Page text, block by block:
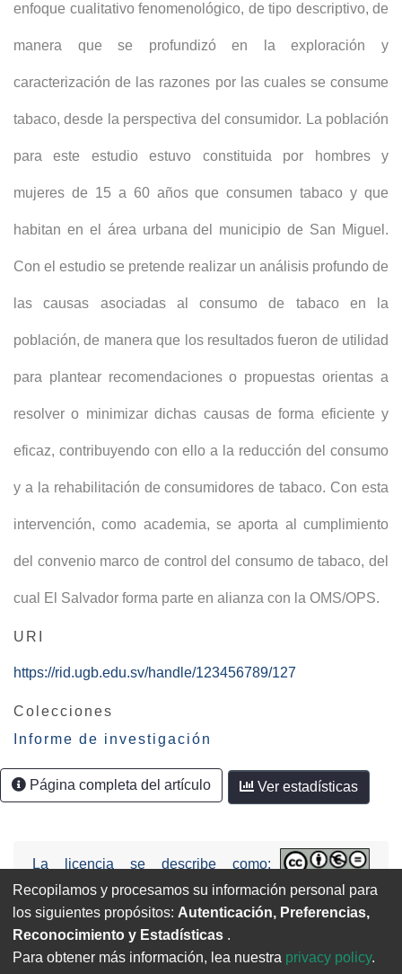
enfoque cualitativo fenomenológico, de tipo descriptivo, de
manera que se profundizó en la exploración y
caracterización de las razones por las cuales se consume
tabaco, desde la perspectiva del consumidor. La población
para este estudio estuvo constituida por hombres y
mujeres de 15 a 60 años que consumen tabaco y que
habitan en el área urbana del municipio de San Miguel.
Con el estudio se pretende realizar un análisis profundo de
las causas asociadas al consumo de tabaco en la
población, de manera que los resultados fueron de utilidad
para plantear recomendaciones o propuestas orientas a
resolver o minimizar dichas causas de forma eficiente y
eficaz, contribuyendo con ello a la reducción del consumo
y a la rehabilitación de consumidores de tabaco. Con esta
intervención, como academia, se aporta al cumplimiento
del convenio marco de control del consumo de tabaco, del
cual El Salvador forma parte en alianza con la OMS/OPS.
URI
https://rid.ugb.edu.sv/handle/123456789/127
Colecciones
Informe de investigación
Página completa del artículo Ver estadísticas
La licencia se describe como:
Attribution-NonCommercial-NoDerivs
3.0 United States (CC BY-NC-ND 3.0 US).
Recopilamos y procesamos su información personal para
los siguientes propósitos: Autenticación, Preferencias,
Reconocimiento y Estadísticas .
Para obtener más información, lea nuestra privacy policy.